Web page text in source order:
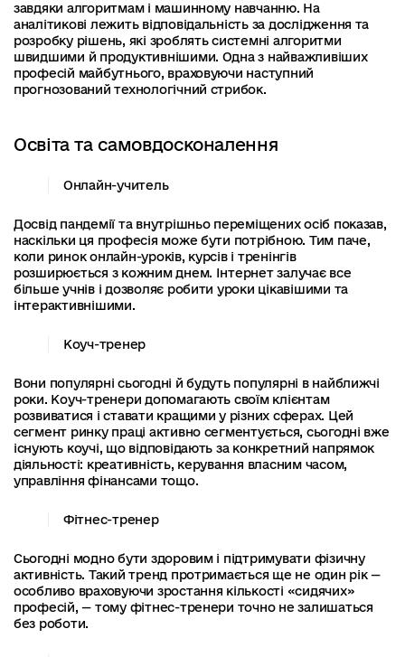
завдяки алгоритмам і машинному навчанню. На
аналітикові лежить відповідальність за дослідження та
розробку рішень, які зроблять системні алгоритми
швидшими й продуктивнішими. Одна з найважливіших
професій майбутнього, враховуючи наступний
прогнозований технологічний стрибок.
Освіта та самовдосконалення
Онлайн-учитель
Досвід пандемії та внутрішньо переміщених осіб показав,
наскільки ця професія може бути потрібною. Тим паче,
коли ринок онлайн-уроків, курсів і тренінгів
розширюється з кожним днем. Інтернет залучає все
більше учнів і дозволяє робити уроки цікавішими та
інтерактивнішими.
Коуч-тренер
Вони популярні сьогодні й будуть популярні в найближчі
роки. Коуч-тренери допомагають своїм клієнтам
розвиватися і ставати кращими у різних сферах. Цей
сегмент ринку праці активно сегментується, сьогодні вже
існують коучі, що відповідають за конкретний напрямок
діяльності: креативність, керування власним часом,
управління фінансами тощо.
Фітнес-тренер
Сьогодні модно бути здоровим і підтримувати фізичну
активність. Такий тренд протримається ще не один рік —
особливо враховуючи зростання кількості «сидячих»
професій, — тому фітнес-тренери точно не залишаться
без роботи.